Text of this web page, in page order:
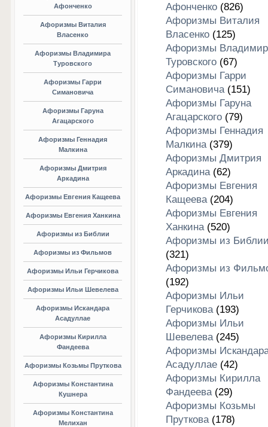
Афонченко
Афоризмы Виталия
Власенко
Афоризмы Владимира
Туровского
Афоризмы Гарри
Симановича
Афоризмы Гаруна
Агацарского
Афоризмы Геннадия
Малкина
Афоризмы Дмитрия
Аркадина
Афоризмы Евгения Кащеева
Афоризмы Евгения Ханкина
Афоризмы из Библии
Афоризмы из Фильмов
Афоризмы Ильи Герчикова
Афоризмы Ильи Шевелева
Афоризмы Искандара
Асадуллае
Афоризмы Кирилла
Фандеева
Афоризмы Козьмы Пруткова
Афоризмы Константина
Кушнера
Афоризмы Константина
Мелихан
Афонченко(826)
Афоризмы Виталия
Власенко(125)
Афоризмы
Туровского(67)
Афоризмы Гарри
Симановича(151)
Афоризмы Гаруна
Агацарского(79)
Афоризмы Геннадия
Малкина(379)
Афоризмы Дмитрия
Аркадина(62)
Афоризмы Евгения
Кащеева(204)
Афоризмы Евгения
Ханкина(520)
Афоризмы из
(321)
Афоризмы из
(192)
Афоризмы Ильи
Герчикова(193)
Афоризмы Ильи
Шевелева(245)
Афоризмы
Асадуллае(42)
Афоризмы Кирилла
Фандеева(29)
Афоризмы Козьмы
Пруткова(178)